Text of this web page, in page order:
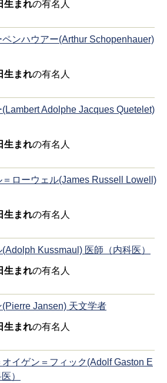
生まれの有名人
ンハウアー(Arthur Schopenhauer)
生まれの有名人
Adolphe Jacques Quetelet)
生まれの有名人
ローウェル(James Russell Lowell)
生まれの有名人
Kussmaul) 医師（内科医）
生まれの有名人
Jansen) 天文学者
生まれの有名人
イゲン＝フィック(Adolf Gaston E
）